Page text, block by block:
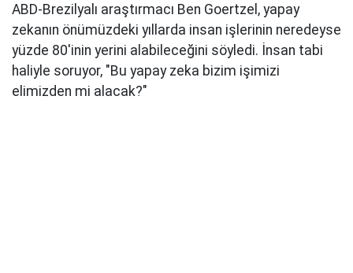
ABD-Brezilyalı araştırmacı Ben Goertzel, yapay
zekanın önümüzdeki yıllarda insan işlerinin neredeyse
yüzde 80'inin yerini alabileceğini söyledi. İnsan tabi
haliyle soruyor, "Bu yapay zeka bizim işimizi
elimizden mi alacak?"